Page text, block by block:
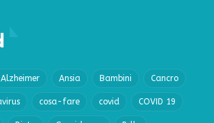
Alzheimer Ansia Bambini Cancro
cosa-fare covid COVID 19